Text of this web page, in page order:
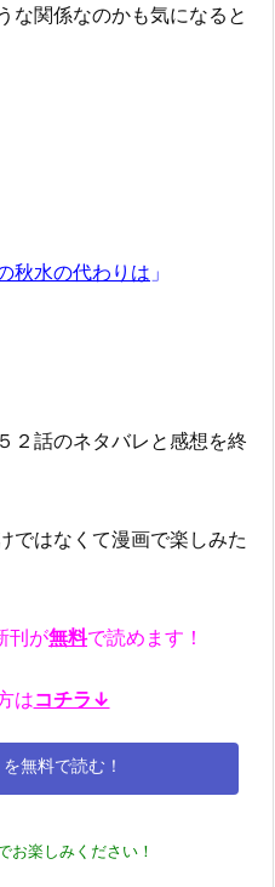
な関係なのかも気になると
秋水の代わりは 」
２話のネタバレと感想を終
ではなくて漫画で楽しみた
刊が無料で読めます！
はコチラ↓
無料で読む！
お楽しみください！